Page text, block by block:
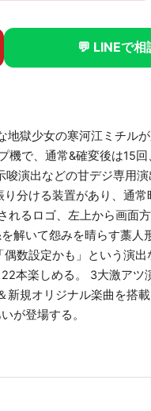
💬 LINEで相
地獄少女の寒河江ミチル
機で、通常&確変後は15
演出などの甘デジ専用
分ける装置があり、通
れるロゴ、左上から画面
解いて怨みを晴らす藁
数設定かも」という演
本楽しめる。 3大激アツ
規オリジナル楽曲を搭
が登場する。